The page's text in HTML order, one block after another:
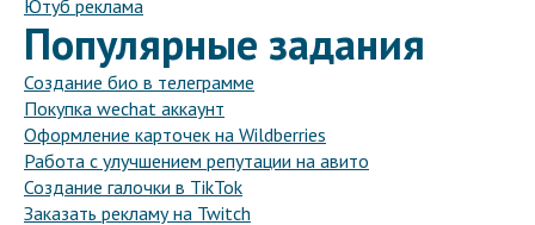
Ютуб реклама
Популярные задания
Создание био в телеграмме
Покупка wechat аккаунт
Оформление карточек на Wildberries
Работа с улучшением репутации на авито
Создание галочки в TikTok
Заказать рекламу на Twitch